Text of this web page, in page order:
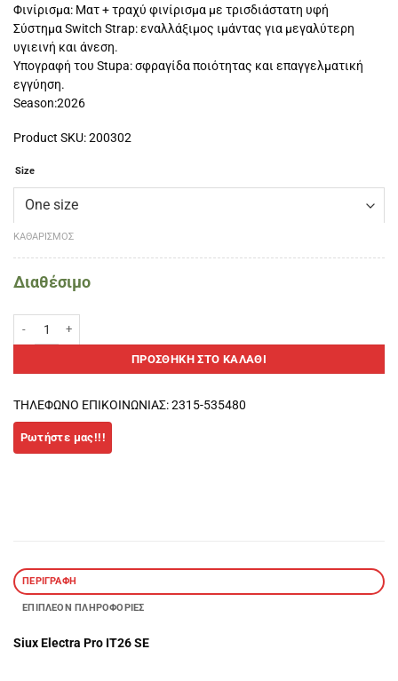
Φινίρισμα: Ματ + τραχύ φινίρισμα με τρισδιάστατη υφή
Σύστημα Switch Strap: εναλλάξιμος ιμάντας για μεγαλύτερη
υγιεινή και άνεση.
Υπογραφή του Stupa: σφραγίδα ποιότητας και επαγγελματική
εγγύηση.
Season:2026
Product SKU: 200302
Size
ΚΑΘΑΡΙΣΜΌΣ
Διαθέσιμο
ΠΡΟΣΘΉΚΗ ΣΤΟ ΚΑΛΆΘΙ
ΤΗΛΕΦΩΝΟ ΕΠΙΚΟΙΝΩΝΙΑΣ: 2315-535480
ΠΕΡΙΓΡΑΦΉ
ΕΠΙΠΛΈΟΝ ΠΛΗΡΟΦΟΡΊΕΣ
Siux Electra Pro IT26 SE